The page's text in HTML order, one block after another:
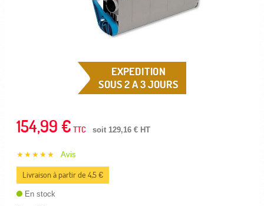
EXPEDITION
SOUS 2 A 3 JOURS
154,99 € TTC soit 129,16 € HT
★★★★★ Avis
Livraison à partir de 4,5 €
En stock